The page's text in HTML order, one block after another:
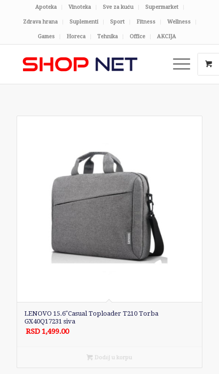
Apoteka Vinoteka Sve za kuću Supermarket
Zdrava hrana Suplementi Sport Fitness Wellness
Games Horeca Tehnika Office AKCIJA
LENOVO 15.6″Casual Toploader T210 Torba
GX40Q17231 siva
RSD 1,499.00
Dodaj u korpu